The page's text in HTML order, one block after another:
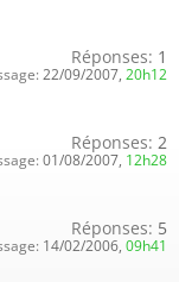
Réponses: 1
22/09/2007, 20h12
Réponses: 2
01/08/2007, 12h28
Réponses: 5
14/02/2006, 09h41